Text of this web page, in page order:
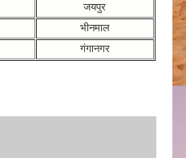
जयपुर
भीनमाल
गंगानगर